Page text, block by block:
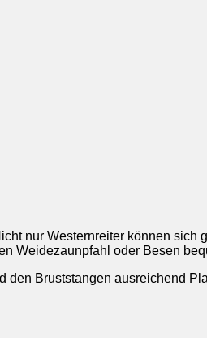
nur Westernreiter können sich
Weidezaunpfahl oder Besen
den Bruststangen ausreichend